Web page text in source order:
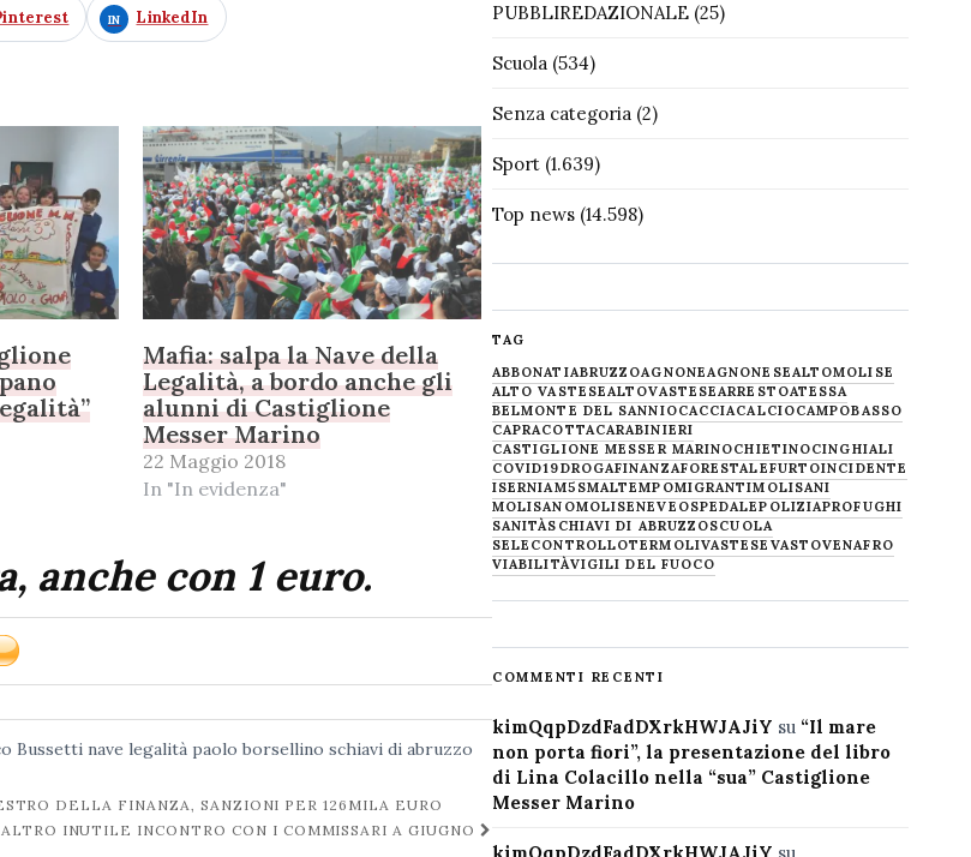
LinkedIn
Mafia: salpa la Nave della
Legalità, a bordo anche gli
alunni di Castiglione
Messer Marino
22 Maggio 2018
In "In evidenza"
anche con 1 euro.
Bussetti nave legalità paolo borsellino schiavi di abruzzo
DELLA FINANZA, SANZIONI PER 126MILA EURO
INUTILE INCONTRO CON I COMMISSARI A GIUGNO
PUBBLIREDAZIONALE(25)
Scuola(534)
Senza categoria(2)
Sport(1.639)
Top news(14.598)
TAG
ABBONATIABRUZZOAGNONEAGNONESEALTOMOLISE
ALTO VASTESEALTOVASTESEARRESTOATESSA
BELMONTE DEL SANNIOCACCIACALCIOCAMPOBASSO
CAPRACOTTACARABINIERI
CASTIGLIONE MESSER MARINOCHIETINOCINGHIALI
COVID19DROGAFINANZAFORESTALEFURTOINCIDENTE
ISERNIAM5SMALTEMPOMIGRANTIMOLISANI
MOLISANOMOLISENEVE OSPEDALEPOLIZIAPROFUGHI
SANITÀSCHIAVI DI ABRUZZOSCUOLA
SELECONTROLLOTERMOLIVASTESE VASTOVENAFRO
VIABILITÀVIGILI DEL FUOCO
COMMENTI RECENTI
kimQqpDzdFadDXrkHWJAJiY su “Il mare
non porta fiori”, la presentazione del libro
di Lina Colacillo nella “sua” Castiglione
Messer Marino